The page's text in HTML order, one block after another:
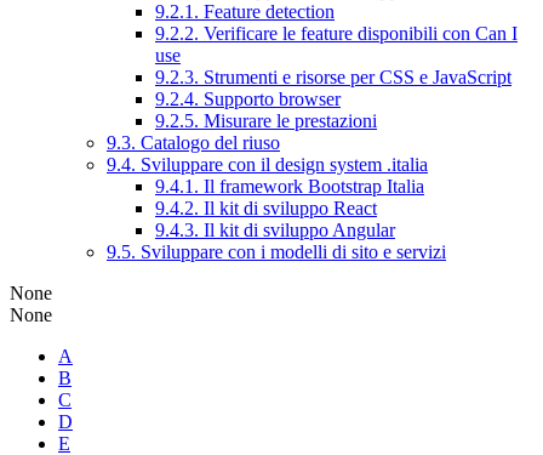
9.2.1. Feature detection
9.2.2. Verificare le feature disponibili con Can I
use
9.2.3. Strumenti e risorse per CSS e JavaScript
9.2.4. Supporto browser
9.2.5. Misurare le prestazioni
9.3. Catalogo del riuso
9.4. Sviluppare con il design system .italia
9.4.1. Il framework Bootstrap Italia
9.4.2. Il kit di sviluppo React
9.4.3. Il kit di sviluppo Angular
9.5. Sviluppare con i modelli di sito e servizi
None
None
A
B
C
D
E